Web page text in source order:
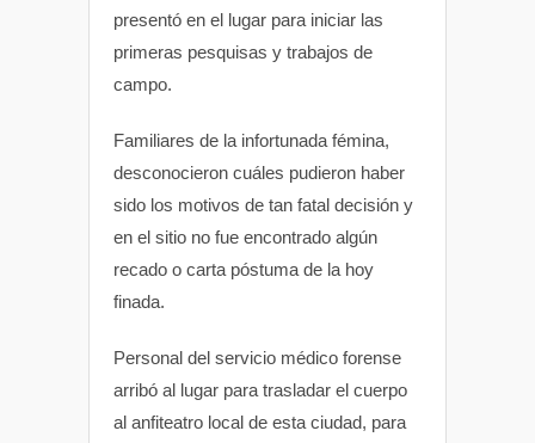
presentó en el lugar para iniciar las
primeras pesquisas y trabajos de
campo.
Familiares de la infortunada fémina,
desconocieron cuáles pudieron haber
sido los motivos de tan fatal decisión y
en el sitio no fue encontrado algún
recado o carta póstuma de la hoy
finada.
Personal del servicio médico forense
arribó al lugar para trasladar el cuerpo
al anfiteatro local de esta ciudad, para